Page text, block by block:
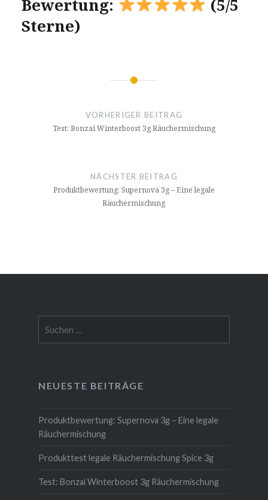
Bewertung:
(5/5
Sterne)
Beitragsnavigation
VORHERIGER BEITRAG
Test: Bonzai Winterboost 3g Räuchermischung
NÄCHSTER BEITRAG
Produktbewertung: Supernova 3g – Eine legale
Räuchermischung
nach:
NEUESTE BEITRÄGE
Produktbewertung: Supernova 3g – Eine legale
Räuchermischung
Produkttest legale Räuchermischung Spice 3g
Test: Bonzai Winterboost 3g Räuchermischung